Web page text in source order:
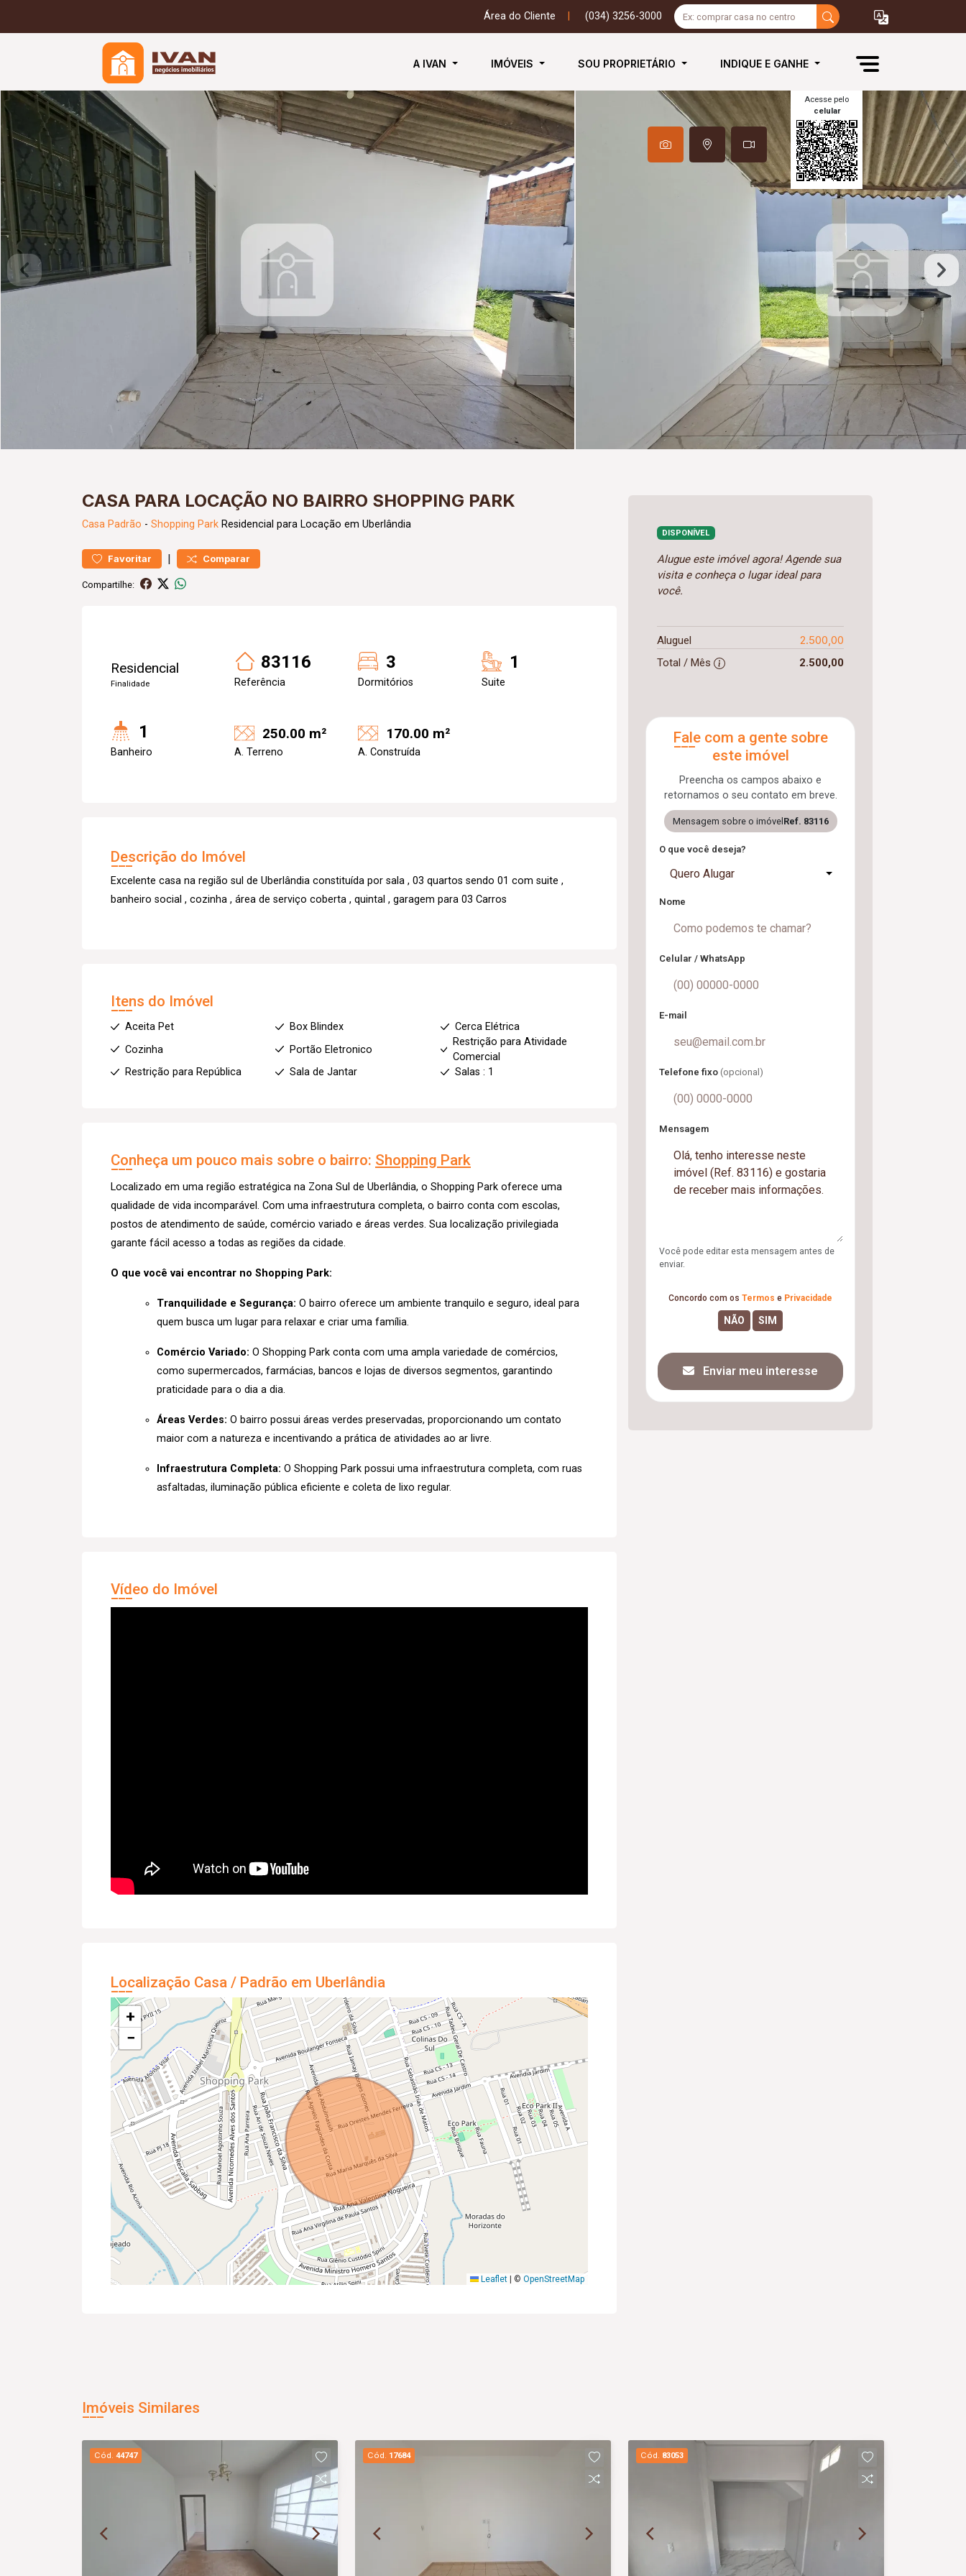
Área do Cliente (034) 3256-3000
A IVAN IMÓVEIS SOU PROPRIETÁRIO INDIQUE E GANHE
Acesse pelo
celular
CASA PARA LOCAÇÃO NO BAIRRO SHOPPING PARK
Casa Padrão - Shopping Park Residencial para Locação em Uberlândia
Favoritar | Comparar
Compartilhe:
Residencial
Finalidade
83116
Referência
3
Dormitórios
1
Suite
1
Banheiro
250.00 m²
A. Terreno
170.00 m²
A. Construída
Descrição do Imóvel
Excelente casa na região sul de Uberlândia constituída por sala , 03 quartos sendo 01 com suite ,
banheiro social , cozinha , área de serviço coberta , quintal , garagem para 03 Carros
Itens do Imóvel
Aceita Pet Box Blindex
Cerca Elétrica
Cozinha
Portão Eletronico
Restrição para Atividade
Comercial
Restrição para República
Sala de Jantar Salas : 1
Conheça um pouco mais sobre o bairro: Shopping Park
Localizado em uma região estratégica na Zona Sul de Uberlândia, o Shopping Park oferece uma
qualidade de vida incomparável. Com uma infraestrutura completa, o bairro conta com escolas,
postos de atendimento de saúde, comércio variado e áreas verdes. Sua localização privilegiada
garante fácil acesso a todas as regiões da cidade.
O que você vai encontrar no Shopping Park:
Tranquilidade e Segurança: O bairro oferece um ambiente tranquilo e seguro, ideal para
quem busca um lugar para relaxar e criar uma família.
Comércio Variado: O Shopping Park conta com uma ampla variedade de comércios,
como supermercados, farmácias, bancos e lojas de diversos segmentos, garantindo
praticidade para o dia a dia.
Áreas Verdes: O bairro possui áreas verdes preservadas, proporcionando um contato
maior com a natureza e incentivando a prática de atividades ao ar livre.
Infraestrutura Completa: O Shopping Park possui uma infraestrutura completa, com ruas
asfaltadas, iluminação pública eficiente e coleta de lixo regular.
Vídeo do Imóvel
Localização Casa / Padrão em Uberlândia
+
−
Leaflet © OpenStreetMap
DISPONÍVEL
Alugue este imóvel agora! Agende sua
visita e conheça o lugar ideal para
você.
Aluguel 2.500,00
Total / Mês 2.500,00
Fale com a gente sobre
este imóvel
Preencha os campos abaixo e
retornamos o seu contato em breve.
Mensagem sobre o imóvel Ref. 83116
O que você deseja?
Quero Alugar
Nome
Celular / WhatsApp
E-mail
Telefone fixo (opcional)
Mensagem
Você pode editar esta mensagem antes de
enviar.
Concordo com os Termos e Privacidade
Enviar meu interesse
Imóveis Similares
Cód. 44747 Cód. 17684 Cód. 83053